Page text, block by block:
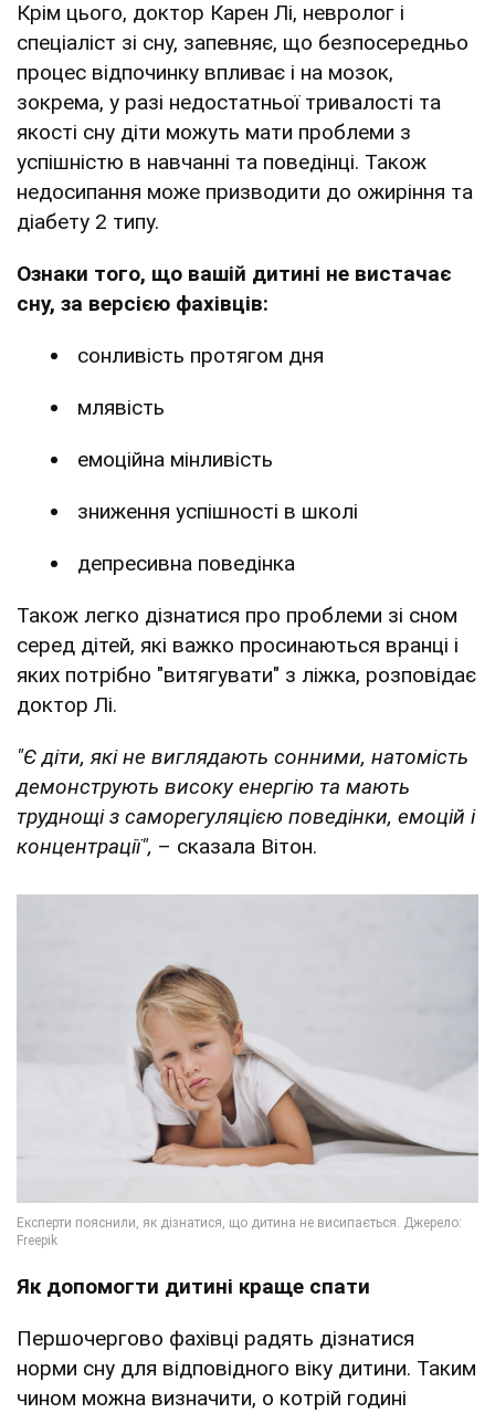
Крім цього, доктор Карен Лі, невролог і
спеціаліст зі сну, запевняє, що безпосередньо
процес відпочинку впливає і на мозок,
зокрема, у разі недостатньої тривалості та
якості сну діти можуть мати проблеми з
успішністю в навчанні та поведінці. Також
недосипання може призводити до ожиріння та
діабету 2 типу.
Ознаки того, що вашій дитині не вистачає
сну, за версією фахівців:
сонливість протягом дня
млявість
емоційна мінливість
зниження успішності в школі
депресивна поведінка
Також легко дізнатися про проблеми зі сном
серед дітей, які важко просинаються вранці і
яких потрібно "витягувати" з ліжка, розповідає
доктор Лі.
"Є діти, які не виглядають сонними, натомість
демонструють високу енергію та мають
труднощі з саморегуляцією поведінки, емоцій і
концентрації", – сказала Вітон.
Як допомогти дитині краще спати
Першочергово фахівці радять дізнатися
норми сну для відповідного віку дитини. Таким
чином можна визначити, о котрій годині